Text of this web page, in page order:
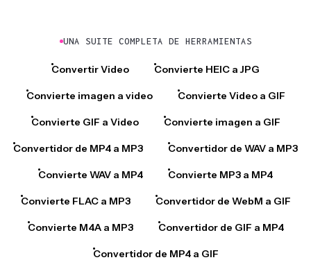
UNA SUITE COMPLETA DE HERRAMIENTAS
Convertir Video Convierte HEIC a JPG
Convierte imagen a video Convierte Video a GIF
Convierte GIF a Video Convierte imagen a GIF
Convertidor de MP4 a MP3 Convertidor de WAV a MP3
Convierte WAV a MP4 Convierte MP3 a MP4
Convierte FLAC a MP3 Convertidor de WebM a GIF
Convierte M4A a MP3 Convertidor de GIF a MP4
Convertidor de MP4 a GIF